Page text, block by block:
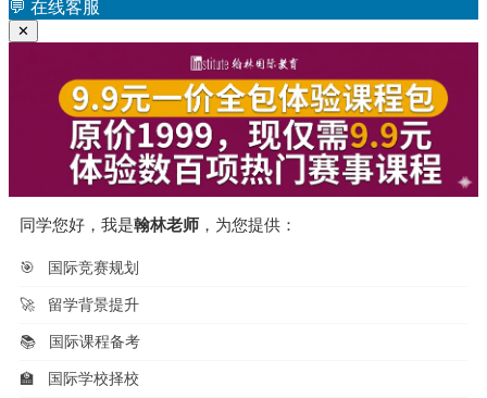
章：
💬 在线客服
✕
同学您好，我是翰林老师 ，为您提供：
🎯 国际竞赛规划
🚀 留学背景提升
📚 国际课程备考
🏫 国际学校择校